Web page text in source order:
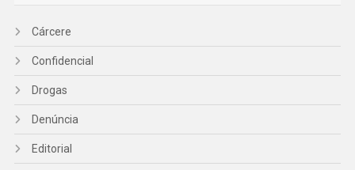
Cárcere
Confidencial
Drogas
Denúncia
Editorial